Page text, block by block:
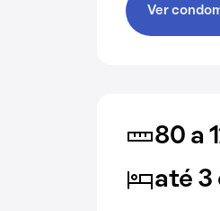
Ver
80 a
até 3